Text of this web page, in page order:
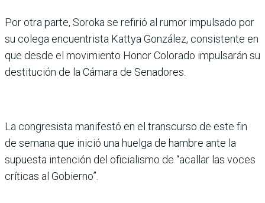
Por otra parte, Soroka se refirió al rumor impulsado por
su colega encuentrista Kattya González, consis­tente en
que desde el movi­miento Honor Colorado impulsarán su
destitución de la Cámara de Senadores.
La congresista manifestó en el transcurso de este fin
de semana que inició una huelga de hambre ante la
supuesta intención del ofi­cialismo de “acallar las voces
críticas al Gobierno”.